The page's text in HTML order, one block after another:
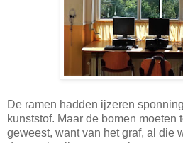
De ramen hadden ijzeren
kunststof. Maar de bomen moeten
geweest, want van het graf, al die